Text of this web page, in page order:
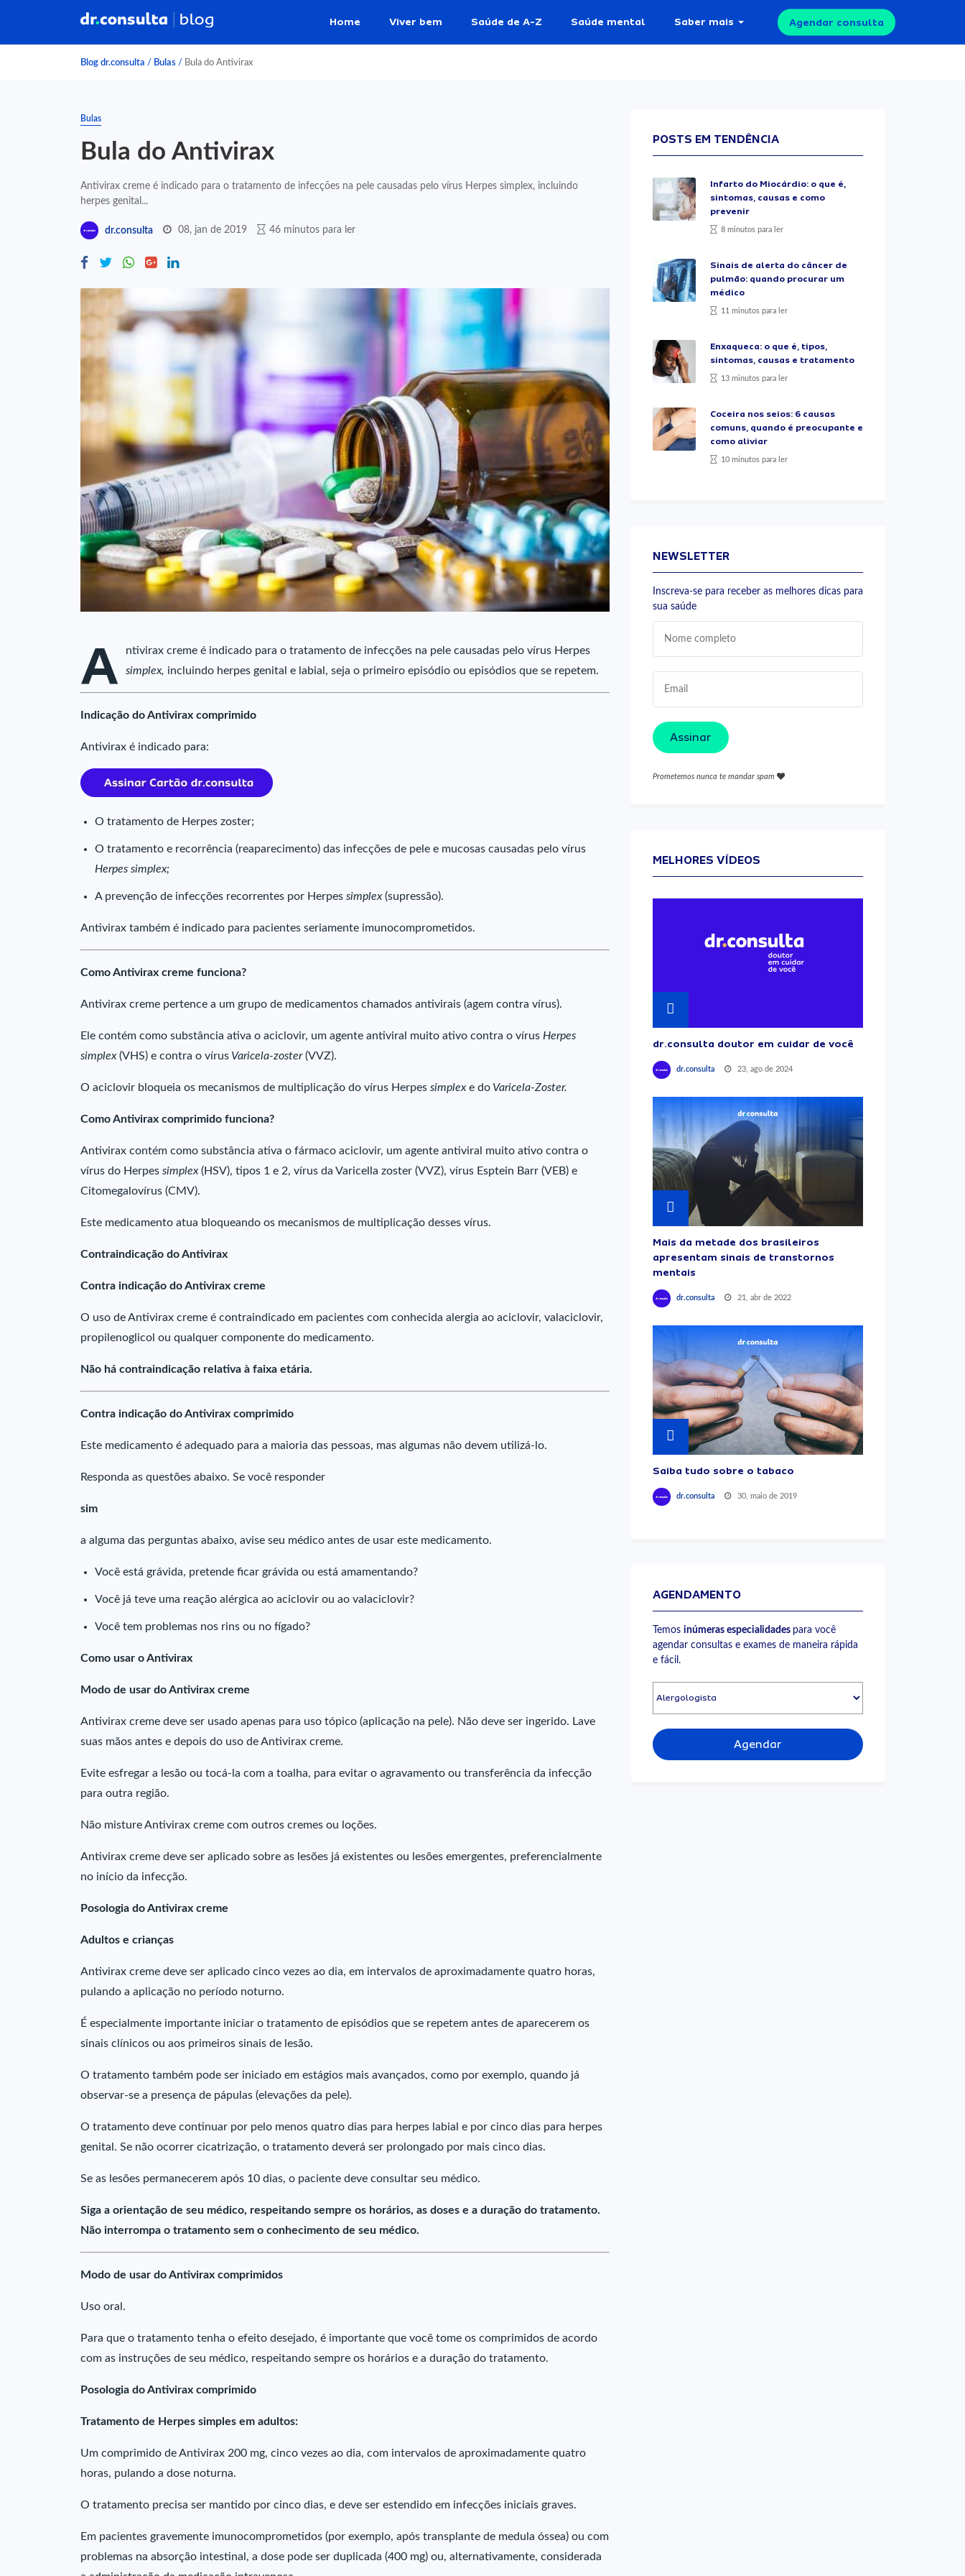
Home Viver bem Saúde de A-Z Saúde mental Saber mais Agendar consulta
Blog dr.consulta / Bulas / Bula do Antivirax
Bulas
Bula do Antivirax
Antivirax creme é indicado para o tratamento de infecções na pele causadas pelo vírus Herpes simplex, incluindo
herpes genital...
dr.consulta 08, jan de 2019 46 minutos para ler
A
ntivirax creme é indicado para o tratamento de infecções na pele causadas pelo vírus Herpes
simplex, incluindo herpes genital e labial, seja o primeiro episódio ou episódios que se repetem.
Indicação do Antivirax comprimido
Antivirax é indicado para:
O tratamento de Herpes zoster;
O tratamento e recorrência (reaparecimento) das infecções de pele e mucosas causadas pelo vírus
Herpes simplex;
A prevenção de infecções recorrentes por Herpes simplex(supressão).
Antivirax também é indicado para pacientes seriamente imunocomprometidos.
Como Antivirax creme funciona?
Antivirax creme pertence a um grupo de medicamentos chamados antivirais (agem contra vírus).
Ele contém como substância ativa o aciclovir, um agente antiviral muito ativo contra o vírus Herpes
simplex(VHS) e contra o vírus Varicela-zoster(VVZ).
O aciclovir bloqueia os mecanismos de multiplicação do vírus Herpes simplexe do Varicela-Zoster.
Como Antivirax comprimido funciona?
Antivirax contém como substância ativa o fármaco aciclovir, um agente antiviral muito ativo contra o
vírus do Herpes simplex(HSV), tipos 1 e 2, vírus da Varicella zoster (VVZ), vírus Esptein Barr (VEB) e
Citomegalovírus (CMV).
Este medicamento atua bloqueando os mecanismos de multiplicação desses vírus.
Contraindicação do Antivirax
Contra indicação do Antivirax creme
O uso de Antivirax creme é contraindicado em pacientes com conhecida alergia ao aciclovir, valaciclovir,
propilenoglicol ou qualquer componente do medicamento.
Não há contraindicação relativa à faixa etária.
Contra indicação do Antivirax comprimido
Este medicamento é adequado para a maioria das pessoas, mas algumas não devem utilizá-lo.
Responda as questões abaixo. Se você responder
sim
a alguma das perguntas abaixo, avise seu médico antes de usar este medicamento.
Você está grávida, pretende ficar grávida ou está amamentando?
Você já teve uma reação alérgica ao aciclovir ou ao valaciclovir?
Você tem problemas nos rins ou no fígado?
Como usar o Antivirax
Modo de usar do Antivirax creme
Antivirax creme deve ser usado apenas para uso tópico (aplicação na pele). Não deve ser ingerido. Lave
suas mãos antes e depois do uso de Antivirax creme.
Evite esfregar a lesão ou tocá-la com a toalha, para evitar o agravamento ou transferência da infecção
para outra região.
Não misture Antivirax creme com outros cremes ou loções.
Antivirax creme deve ser aplicado sobre as lesões já existentes ou lesões emergentes, preferencialmente
no início da infecção.
Posologia do Antivirax creme
Adultos e crianças
Antivirax creme deve ser aplicado cinco vezes ao dia, em intervalos de aproximadamente quatro horas,
pulando a aplicação no período noturno.
É especialmente importante iniciar o tratamento de episódios que se repetem antes de aparecerem os
sinais clínicos ou aos primeiros sinais de lesão.
O tratamento também pode ser iniciado em estágios mais avançados, como por exemplo, quando já
observar-se a presença de pápulas (elevações da pele).
O tratamento deve continuar por pelo menos quatro dias para herpes labial e por cinco dias para herpes
genital. Se não ocorrer cicatrização, o tratamento deverá ser prolongado por mais cinco dias.
Se as lesões permanecerem após 10 dias, o paciente deve consultar seu médico.
Siga a orientação de seu médico, respeitando sempre os horários, as doses e a duração do tratamento.
Não interrompa o tratamento sem o conhecimento de seu médico.
Modo de usar do Antivirax comprimidos
Uso oral.
Para que o tratamento tenha o efeito desejado, é importante que você tome os comprimidos de acordo
com as instruções de seu médico, respeitando sempre os horários e a duração do tratamento.
Posologia do Antivirax comprimido
Tratamento de Herpes simples em adultos:
Um comprimido de Antivirax 200 mg, cinco vezes ao dia, com intervalos de aproximadamente quatro
horas, pulando a dose noturna.
O tratamento precisa ser mantido por cinco dias, e deve ser estendido em infecções iniciais graves.
Em pacientes gravemente imunocomprometidos (por exemplo, após transplante de medula óssea) ou com
problemas na absorção intestinal, a dose pode ser duplicada (400 mg) ou, alternativamente, considerada
POSTS EM TENDÊNCIA
Infarto do Miocárdio: o que é,
sintomas, causas e como
prevenir
8 minutos para ler
Sinais de alerta do câncer de
pulmão: quando procurar um
médico
11 minutos para ler
Enxaqueca: o que é, tipos,
sintomas, causas e tratamento
13 minutos para ler
Coceira nos seios: 6 causas
comuns, quando é preocupante e
como aliviar
10 minutos para ler
NEWSLETTER
Inscreva-se para receber as melhores dicas para
sua saúde
Assinar
Prometemos nunca te mandar spam
MELHORES VÍDEOS
dr.consulta doutor em cuidar de você
dr.consulta 23, ago de 2024
Mais da metade dos brasileiros
apresentam sinais de transtornos
mentais
dr.consulta 21, abr de 2022
Saiba tudo sobre o tabaco
dr.consulta 30, maio de 2019
AGENDAMENTO
Temos inúmeras especialidades para você
agendar consultas e exames de maneira rápida
e fácil.
Agendar